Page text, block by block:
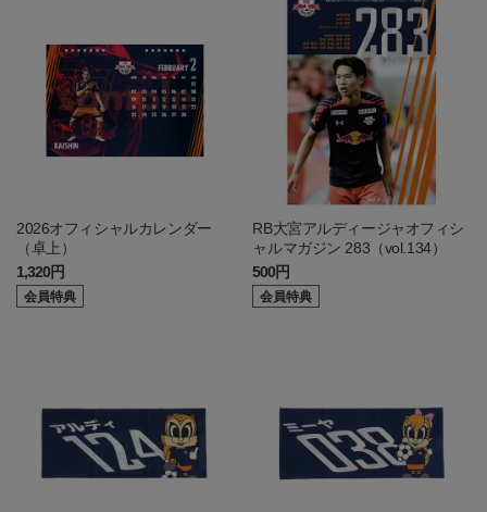
2026オフィシャルカレンダー
（卓上）
1,320円
会員特典
RB大宮アルディージャオフィシ
ャルマガジン 283（vol.134）
500円
会員特典